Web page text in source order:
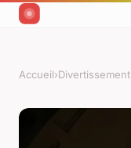
Accueil›Divertissement